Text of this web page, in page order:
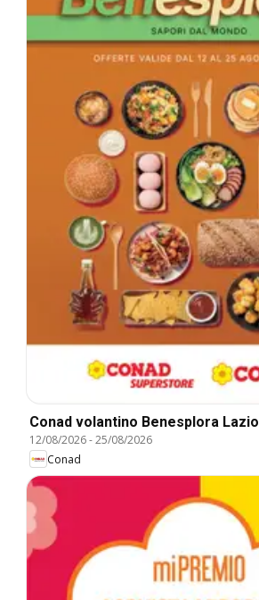
Conad volantino Benesplora Lazio
12/08/2026-25/08/2026
Conad